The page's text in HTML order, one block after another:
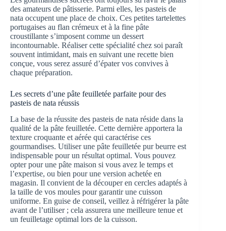
des amateurs de pâtisserie. Parmi elles, les pasteis de
nata occupent une place de choix. Ces petites tartelettes
portugaises au flan crémeux et à la fine pâte
croustillante s’imposent comme un dessert
incontournable. Réaliser cette spécialité chez soi paraît
souvent intimidant, mais en suivant une recette bien
conçue, vous serez assuré d’épater vos convives à
chaque préparation.
Les secrets d’une pâte feuilletée parfaite pour des
pasteis de nata réussis
La base de la réussite des pasteis de nata réside dans la
qualité de la pâte feuilletée. Cette dernière apportera la
texture croquante et aérée qui caractérise ces
gourmandises. Utiliser une pâte feuilletée pur beurre est
indispensable pour un résultat optimal. Vous pouvez
opter pour une pâte maison si vous avez le temps et
l’expertise, ou bien pour une version achetée en
magasin. Il convient de la découper en cercles adaptés à
la taille de vos moules pour garantir une cuisson
uniforme. En guise de conseil, veillez à réfrigérer la pâte
avant de l’utiliser ; cela assurera une meilleure tenue et
un feuilletage optimal lors de la cuisson.